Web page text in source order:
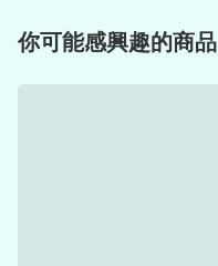
你可能感興趣的商品